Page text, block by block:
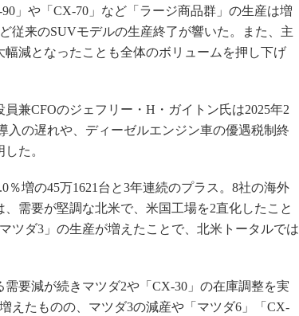
イノベーション
製造業ビッグデータ
知財マネジメント
海外生産
制御セキュリティ
新型コロナへの対応
」や「CX-70」など「ラージ商品群」の生産は増
従来のSUVモデルの生産終了が響いた。また、主
幅減となったことも全体のボリュームを押し下げ
兼CFOのジェフリー・H・ガイトン氏は2025年2
入の遅れや、ディーゼルエンジン車の優遇税制終
た。
増の45万1621台と3年連続のプラス。8社の海外
需要が堅調な北米で、米国工場を2直化したこと
ツダ3」の生産が増えたことで、北米トータルでは
要減が続きマツダ2や「CX-30」の在庫調整を実
えたものの、マツダ3の減産や「マツダ6」「CX-